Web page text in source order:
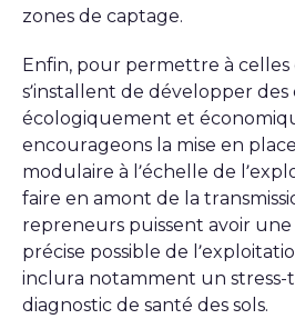
zones de captage.
Enfin, pour permettre à
s’installent de développer
écologiquement et
encourageons la mise en
modulaire à l’échelle de
faire en amont de la
repreneurs puissent avoir une
précise possible de
inclura notamment un
diagnostic de santé des sols.